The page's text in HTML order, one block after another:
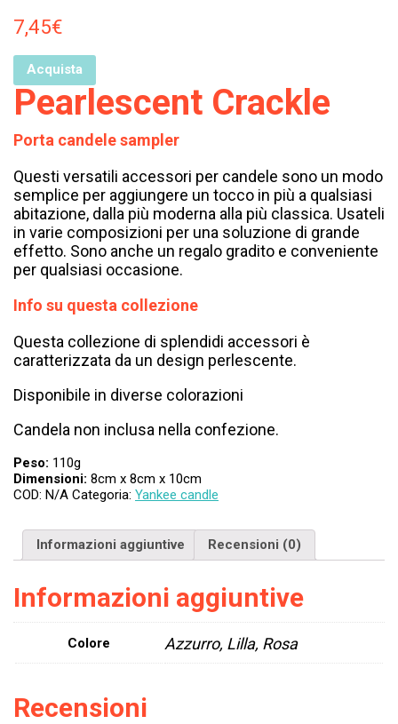
7,45€
Acquista
Pearlescent Crackle
Porta candele sampler
Questi versatili accessori per candele sono un modo
semplice per aggiungere un tocco in più a qualsiasi
abitazione, dalla più moderna alla più classica. Usateli
in varie composizioni per una soluzione di grande
effetto. Sono anche un regalo gradito e conveniente
per qualsiasi occasione.
Info su questa collezione
Questa collezione di splendidi accessori è
caratterizzata da un design perlescente.
Disponibile in diverse colorazioni
Candela non inclusa nella confezione.
Peso: 110g
Dimensioni: 8cm x 8cm x 10cm
COD: N/A Categoria: Yankee candle
Informazioni aggiuntive Recensioni (0)
Informazioni aggiuntive
Colore Azzurro, Lilla, Rosa
Recensioni